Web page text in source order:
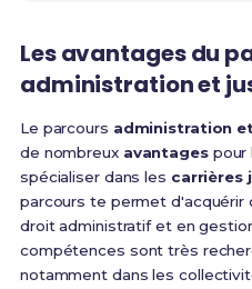
Les avantages du
administration et
Le parcours administration
de nombreux avantagespour
spécialiser dans les carrières
parcours te permet
droit administratif et en
compétences sont très
notamment dans les